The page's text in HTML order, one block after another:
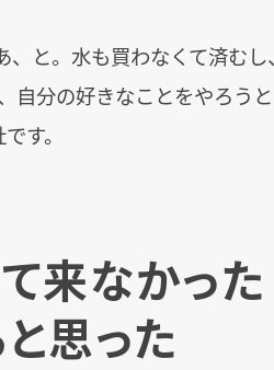
と。水も買わなくて済むし、
自分の好きなことをやろうと
す。
来なかった
思った